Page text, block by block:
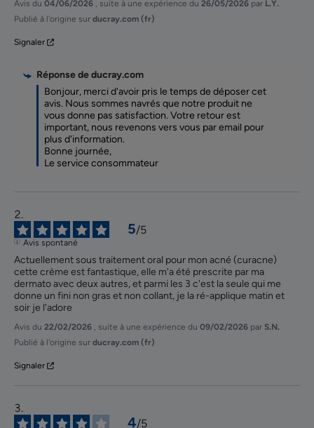
Avis du 04/06/2026 , suite à une expérience du 26/05/2026 par L.Y.
Publié à l'origine sur ducray.com (fr)
Signaler
Réponse deducray.com
Bonjour, merci d'avoir pris le temps de déposer cet
avis. Nous sommes navrés que notre produit ne
vous donne pas satisfaction. Votre retour est
important, nous revenons vers vous par email pour
plus d'information.
Bonne journée,
Le service consommateur
5/5
Avis spontané
Actuellement sous traitement oral pour mon acné (curacne)
cette crème est fantastique, elle m'a été prescrite par ma
dermato avec deux autres, et parmi les 3 c'est la seule qui me
donne un fini non gras et non collant, je la ré-applique matin et
soir je l'adore
Avis du 22/02/2026 , suite à une expérience du 09/02/2026 par S.N.
Publié à l'origine sur ducray.com (fr)
Signaler
4/5